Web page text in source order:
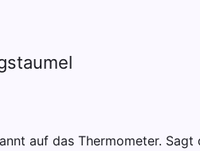
auf das Thermometer. Sagt